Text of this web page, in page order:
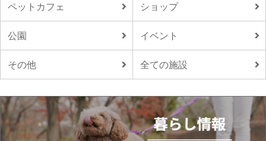
ペットカフェ ショップ
公園 イベント
その他 全ての施設